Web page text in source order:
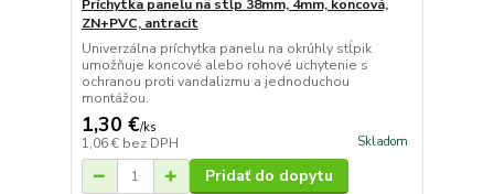
Príchytka panelu na stĺp 38mm, 4mm, koncová,
ZN+PVC, antracit
Univerzálna príchytka panelu na okrúhly stĺpik
umožňuje koncové alebo rohové uchytenie s
ochranou proti vandalizmu a jednoduchou
montážou.
1,30 €/ks
1,06 € bez DPH Skladom
Pridať do dopytu